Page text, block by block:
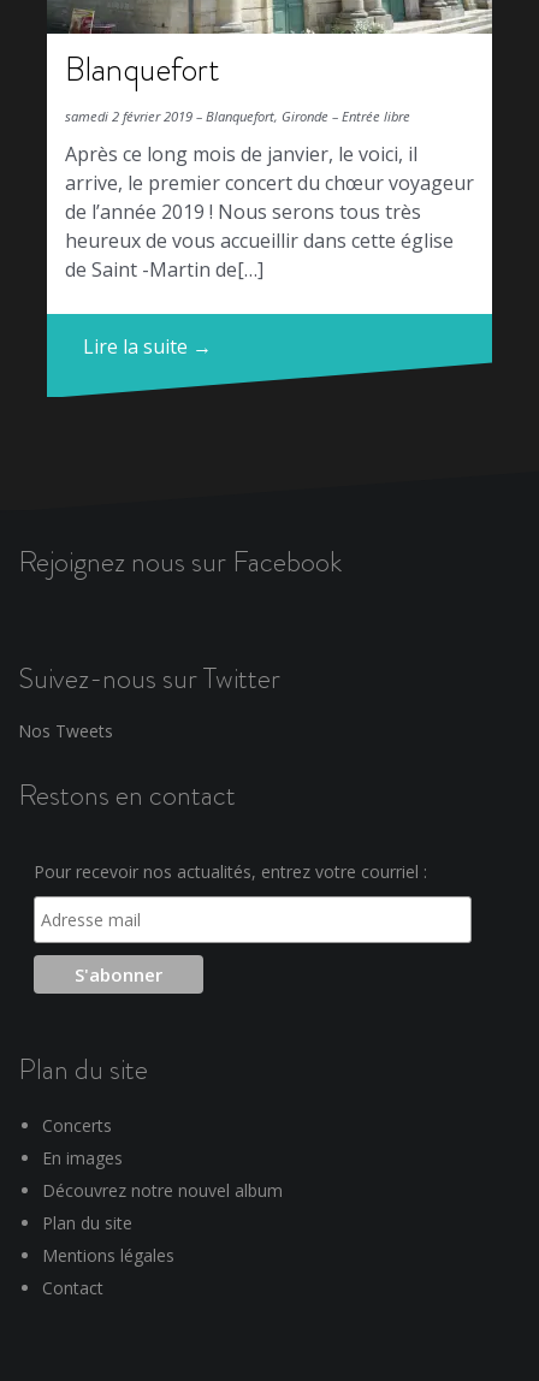
Blanquefort
samedi 2 février 2019 – Blanquefort, Gironde – Entrée libre
Après ce long mois de janvier, le voici, il
arrive, le premier concert du chœur voyageur
de l’année 2019 ! Nous serons tous très
heureux de vous accueillir dans cette église
de Saint -Martin de[…]
Lire la suite →
Rejoignez nous sur Facebook
Suivez-nous sur Twitter
Nos Tweets
Restons en contact
Pour recevoir nos actualités, entrez votre courriel :
Plan du site
Concerts
En images
Découvrez notre nouvel album
Plan du site
Mentions légales
Contact